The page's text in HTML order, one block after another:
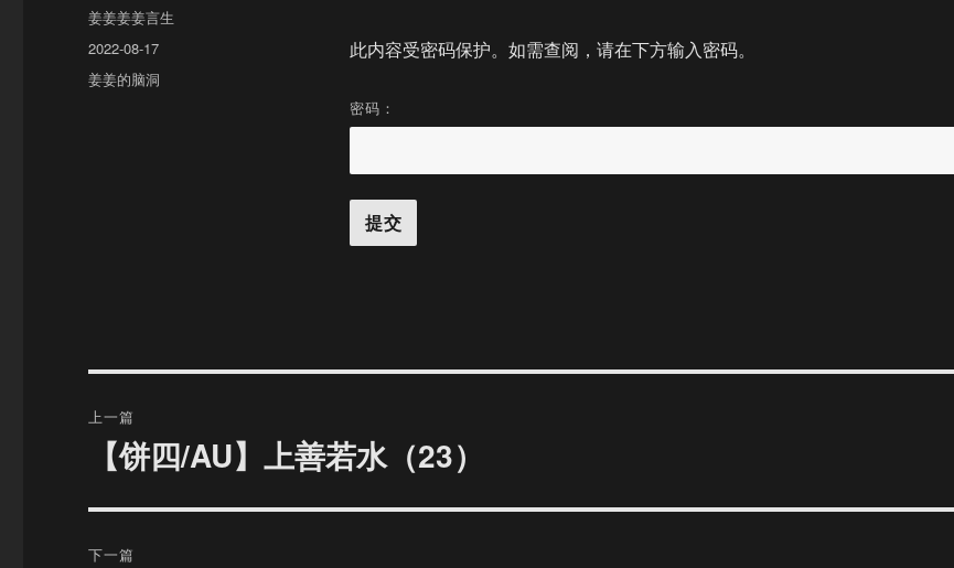
此内容受密码保护。如需查阅，请在下方输入密码。
密码：
作
者
姜姜姜姜言生
发
布
于
2022-08-17
分
姜姜的脑洞
章
上一篇
文
【饼四/AU】上善若水（23）
下一篇